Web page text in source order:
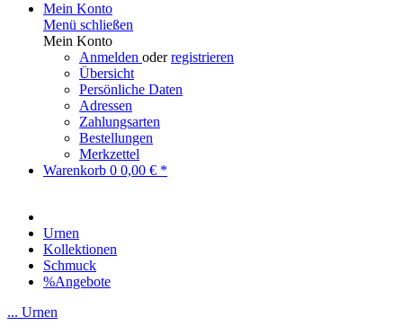
Mein Konto
Menü schließen
Mein Konto
Anmelden oderregistrieren
Übersicht
Persönliche Daten
Adressen
Zahlungsarten
Bestellungen
Merkzettel
Warenkorb 0 0,00 € *
Urnen
Kollektionen
Schmuck
%Angebote
... Urnen